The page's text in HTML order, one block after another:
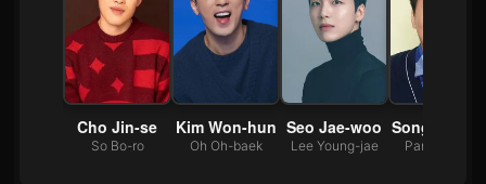
Cho Jin-se
So Bo-ro
Kim Won-hun
Oh Oh-baek
Seo Jae-woo
Lee Young-jae
Song Jin-
Park Moo-jin